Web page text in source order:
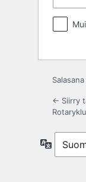
← Siirry
Kieli